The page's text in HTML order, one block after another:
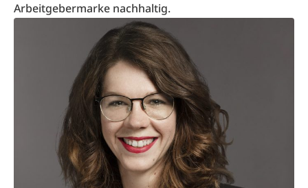
Arbeitgebermarke nachhaltig.